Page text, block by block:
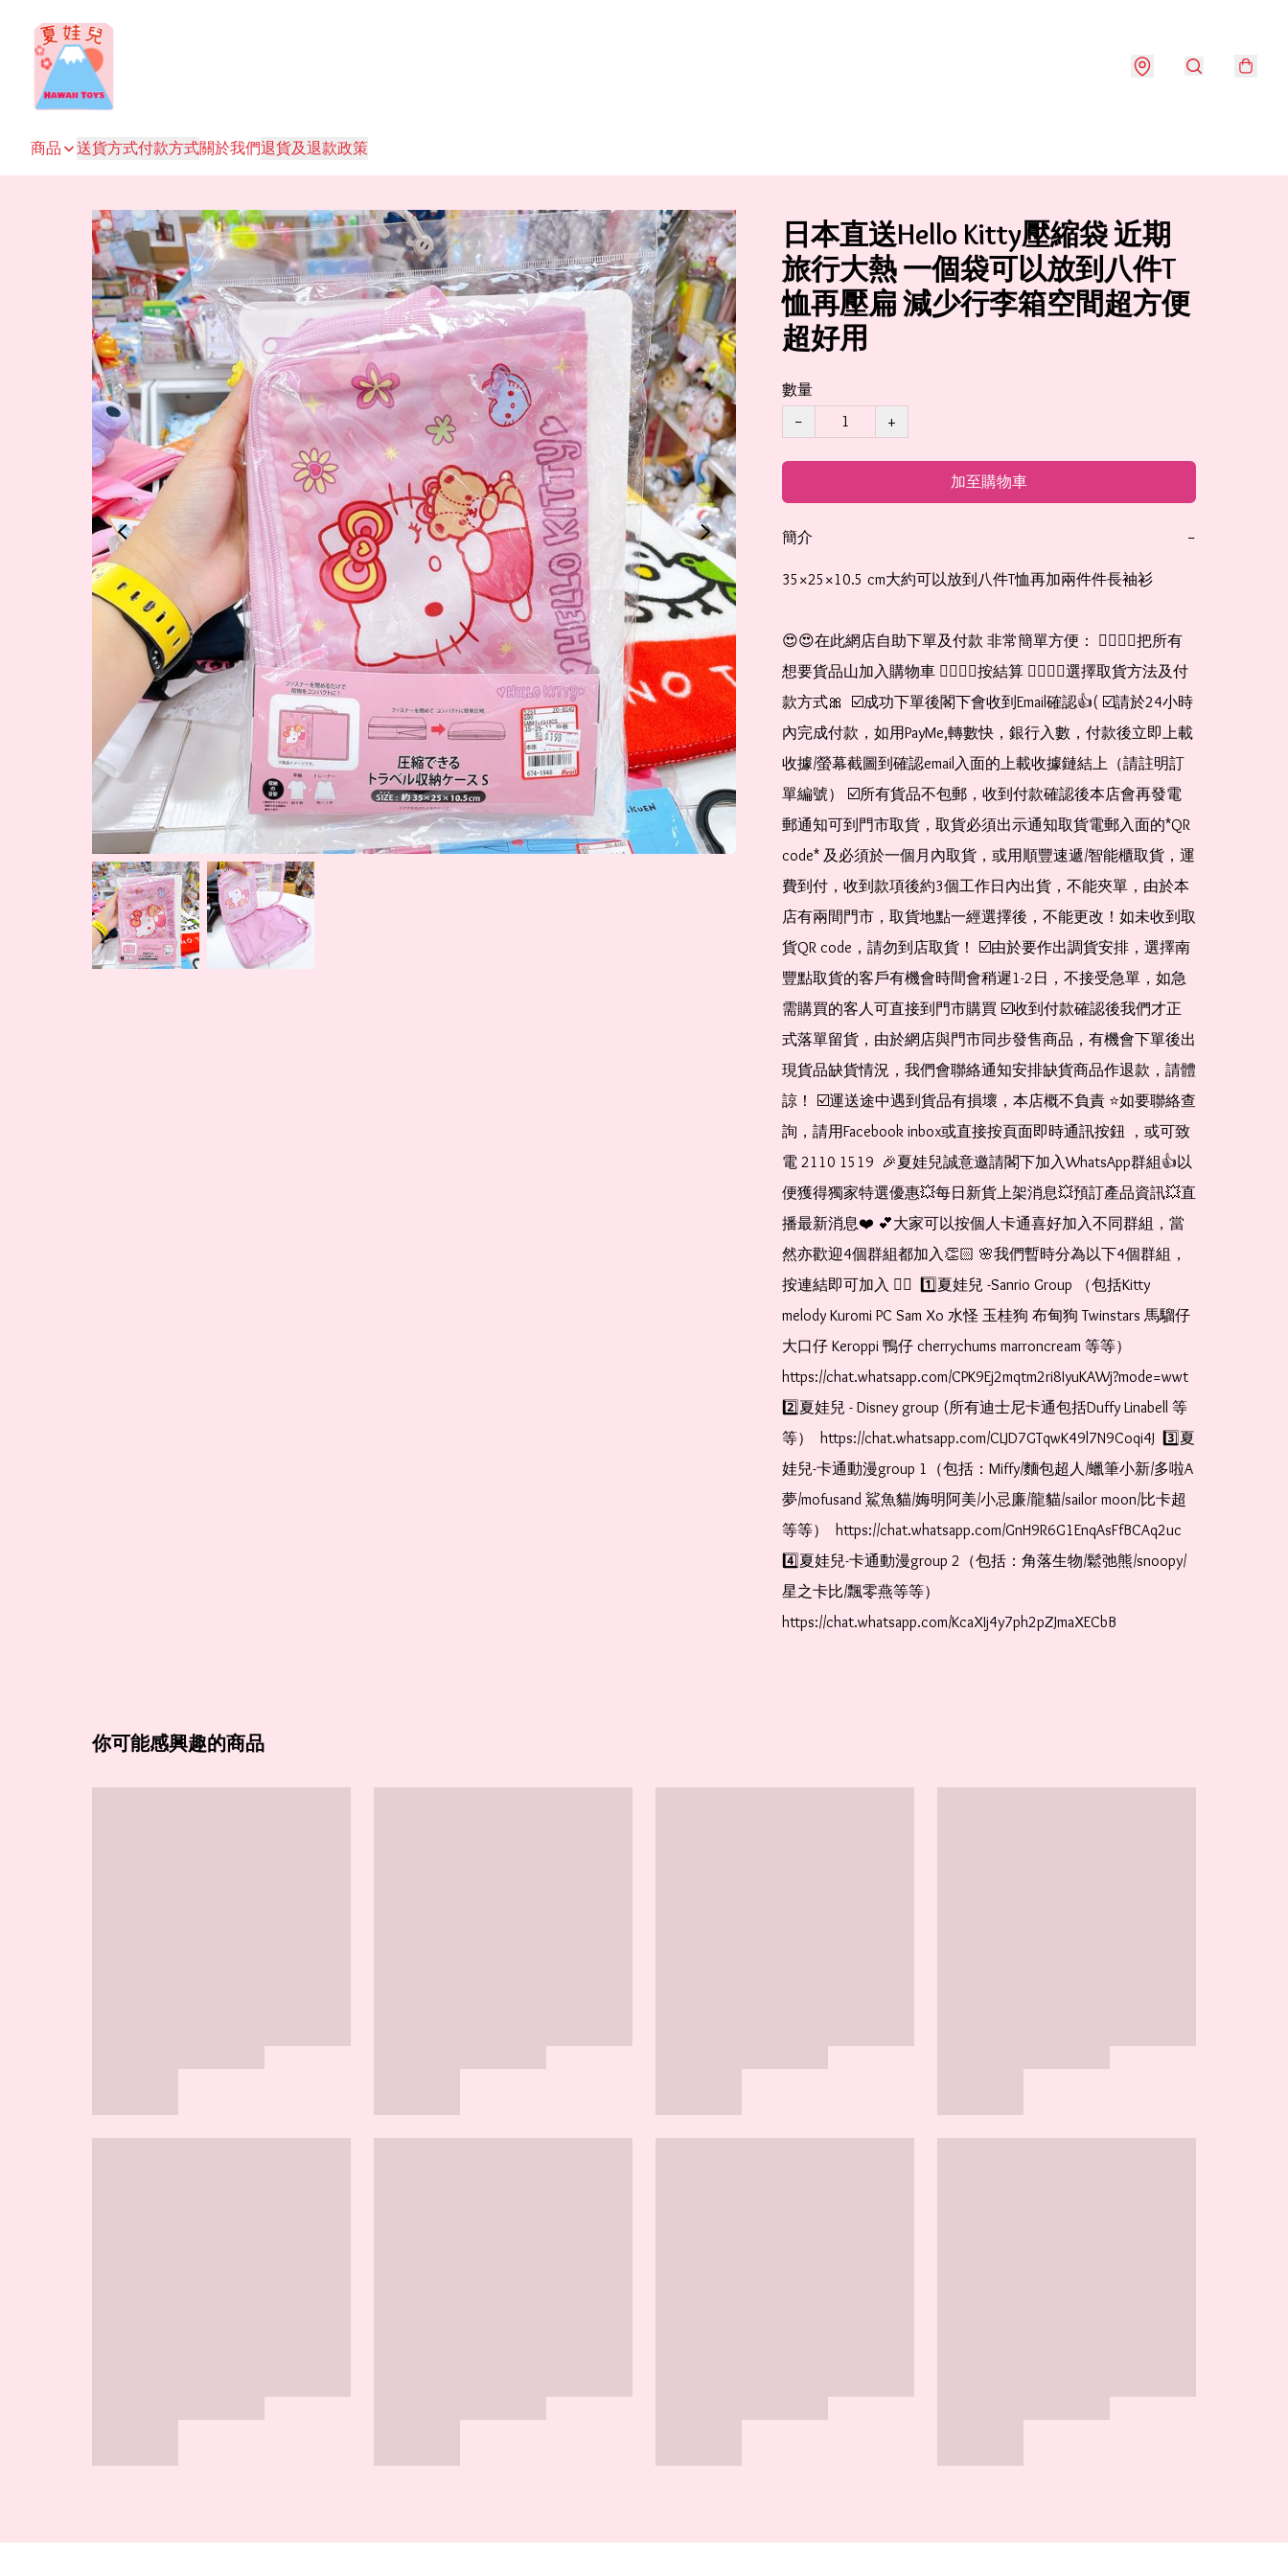
商品 送貨方式付款方式關於我們退貨及退款政策
日本直送Hello Kitty壓縮袋 近期
旅行大熱 一個袋可以放到八件T
恤再壓扁 減少行李箱空間超方便
超好用
數量
−
+
加至購物車
簡介 −
35×25×10.5 cm大約可以放到八件T恤再加兩件件長袖衫
😍😍在此網店自助下單及付款 非常簡單方便： 👉🏻👉🏻把所有
想要貨品山加入購物車 👉🏻👉🏻按結算 👉🏻👉🏻選擇取貨方法及付
款方式🎀  ☑️成功下單後閣下會收到Email確認👍( ☑️請於24小時
內完成付款，如用PayMe,轉數快，銀行入數，付款後立即上載
收據/螢幕截圖到確認email入面的上載收據鏈結上（請註明訂
單編號） ☑️所有貨品不包郵，收到付款確認後本店會再發電
郵通知可到門市取貨，取貨必須出示通知取貨電郵入面的*QR
code* 及必須於一個月內取貨，或用順豐速遞/智能櫃取貨，運
費到付，收到款項後約3個工作日內出貨，不能夾單，由於本
店有兩間門市，取貨地點一經選擇後，不能更改！如未收到取
貨QR code，請勿到店取貨！ ☑️由於要作出調貨安排，選擇南
豐點取貨的客戶有機會時間會稍遲1-2日，不接受急單，如急
需購買的客人可直接到門市購買 ☑️收到付款確認後我們才正
式落單留貨，由於網店與門市同步發售商品，有機會下單後出
現貨品缺貨情況，我們會聯絡通知安排缺貨商品作退款，請體
諒！ ☑️運送途中遇到貨品有損壞，本店概不負責 ⭐️如要聯絡查
詢，請用Facebook inbox或直接按頁面即時通訊按鈕 ，或可致
電 2110 1519  🎉夏娃兒誠意邀請閣下加入WhatsApp群組👍以
便獲得獨家特選優惠💥每日新貨上架消息💥預訂產品資訊💥直
播最新消息❤️ 💕大家可以按個人卡通喜好加入不同群組，當
然亦歡迎4個群組都加入👏🏻 🌸我們暫時分為以下4個群組，
按連結即可加入 👇🏻  1️⃣夏娃兒 -Sanrio Group （包括Kitty
melody Kuromi PC Sam Xo 水怪 玉桂狗 布甸狗 Twinstars 馬騮仔
大口仔 Keroppi 鴨仔 cherrychums marroncream 等等）
https://chat.whatsapp.com/CPK9Ej2mqtm2ri8IyuKAWj?mode=wwt
2️⃣夏娃兒 - Disney group (所有迪士尼卡通包括Duffy Linabell 等
等）  https://chat.whatsapp.com/CLJD7GTqwK49l7N9Coqi4J  3️⃣夏
娃兒-卡通動漫group 1（包括：Miffy/麵包超人/蠟筆小新/多啦A
夢/mofusand 鯊魚貓/娒明阿美/小忌廉/龍貓/sailor moon/比卡超
等等）  https://chat.whatsapp.com/GnH9R6G1EnqAsFfBCAq2uc
4️⃣夏娃兒-卡通動漫group 2（包括：角落生物/鬆弛熊/snoopy/
星之卡比/飄零燕等等）
https://chat.whatsapp.com/KcaXIj4y7ph2pZJmaXECbB
你可能感興趣的商品